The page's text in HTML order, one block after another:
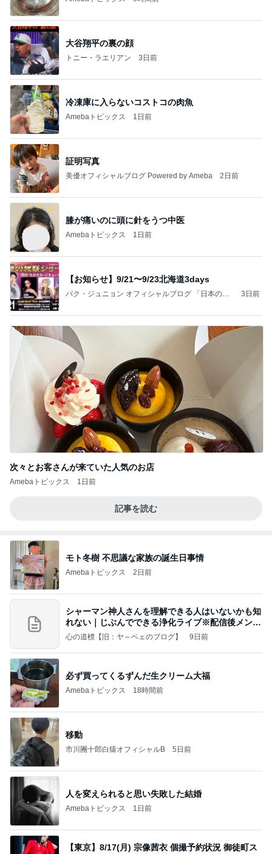
大谷翔平の裏の顔
トニー・ラエリアン 3日前
冷凍庫に入らないコストコの肉魚
Amebaトピックス 1日前
証明写真
美優オフィシャルブログ Powered by Ameba 2日前
膝が痛いのに頭に針をうつ中医
Amebaトピックス 1日前
【お知らせ】9/21〜9/23北海道3days
パク・ジュニョン オフィシャルブログ 「日本の
3日前
次々とお客さんが来ていた人気のお店
Amebaトピックス 1日前
記事を読む
モト冬樹 不思議な家族の誕生日事情
Amebaトピックス 2日前
シャーマン神人さんを理解できる人はいないかも知
れない｜じぶんでできる浄化ライブ※配信後メンバ
ー限
心の道標【旧：ヤ～ベェのブログ】 9日前
必ず買ってくるずんだ生クリーム大福
Amebaトピックス 18時間前
移動
市川團十郎白猿オフィシャルB 5日前
人を変えられると思い失敗した結婚
Amebaトピックス 1日前
【東京】8/17(月) 宗像茜衣 個撮予約状況 御徒町ス